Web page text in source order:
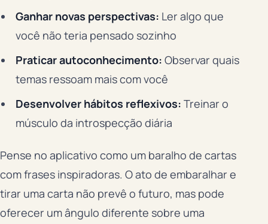
Ganhar novas perspectivas: Ler algo que
você não teria pensado sozinho
Praticar autoconhecimento: Observar quais
temas ressoam mais com você
Desenvolver hábitos reflexivos: Treinar o
músculo da introspecção diária
Pense no aplicativo como um baralho de cartas
com frases inspiradoras. O ato de embaralhar e
tirar uma carta não prevê o futuro, mas pode
oferecer um ângulo diferente sobre uma